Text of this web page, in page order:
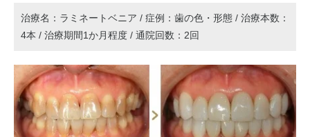
治療名：ラミネートベニア / 症例：歯の色・形態 / 治療本数：
4本 / 治療期間1か月程度 / 通院回数：2回